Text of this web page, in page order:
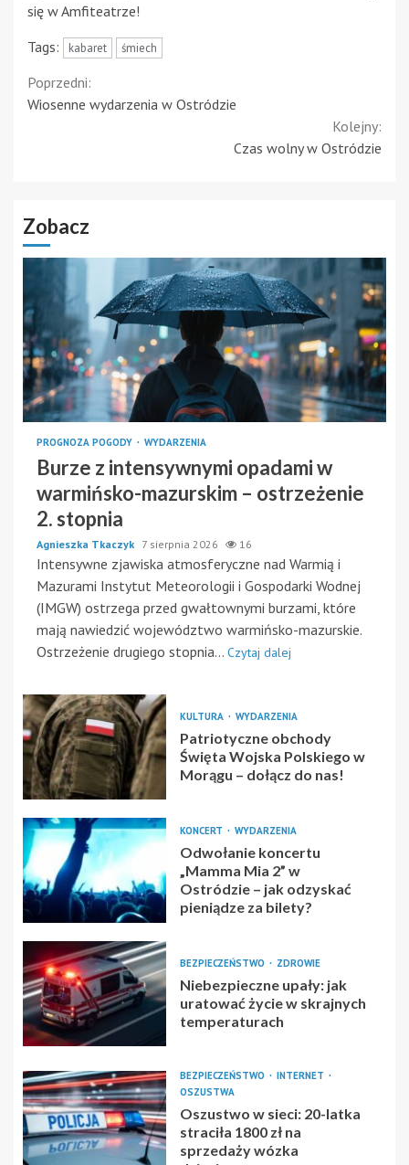
się w Amfiteatrze!
Tags:
kabaret śmiech
Continue
Reading
Poprzedni:
Wiosenne wydarzenia w Ostródzie
Kolejny:
Czas wolny w Ostródzie
Zobacz
PROGNOZA POGODY WYDARZENIA
Burze z intensywnymi opadami w
warmińsko-mazurskim – ostrzeżenie
2. stopnia
Agnieszka Tkaczyk 7 sierpnia 2026 16
Intensywne zjawiska atmosferyczne nad Warmią i
Mazurami Instytut Meteorologii i Gospodarki Wodnej
(IMGW) ostrzega przed gwałtownymi burzami, które
mają nawiedzić województwo warmińsko-mazurskie.
Ostrzeżenie drugiego stopnia... Czytaj dalej
KULTURA WYDARZENIA
Patriotyczne obchody
Święta Wojska Polskiego w
Morągu – dołącz do nas!
KONCERT WYDARZENIA
Odwołanie koncertu
„Mamma Mia 2” w
Ostródzie – jak odzyskać
pieniądze za bilety?
BEZPIECZEŃSTWO ZDROWIE
Niebezpieczne upały: jak
uratować życie w skrajnych
temperaturach
BEZPIECZEŃSTWO
INTERNET
OSZUSTWA
Oszustwo w sieci: 20-latka
straciła 1800 zł na
sprzedaży wózka